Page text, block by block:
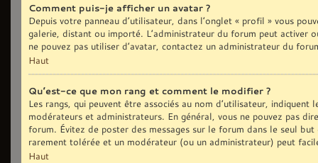
Comment puis-je afficher un avatar ?
Depuis votre panneau d’utilisateur, dans l’onglet « profil » vous
galerie, distant ou importé. L’administrateur du forum peut activer
ne pouvez pas utiliser d’avatar, contactez un administrateur du
Haut
Qu’est-ce que mon rang et comment le modifier ?
Les rangs, qui peuvent être associés au nom d’utilisateur,
modérateurs et administrateurs. En général, vous ne pouvez pas
forum. Évitez de poster des messages sur le forum dans le seul
rarement tolérée et un modérateur (ou un administrateur) peut
Haut